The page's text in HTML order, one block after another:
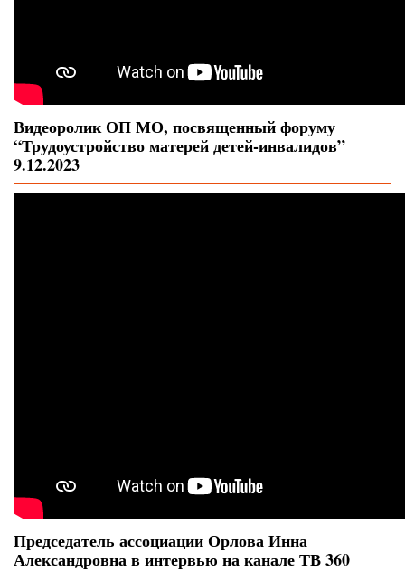
Видеоролик ОП МО, посвященный форуму
“Трудоустройство матерей детей-инвалидов”
9.12.2023
Председатель ассоциации Орлова Инна
Александровна в интервью на канале ТВ 360